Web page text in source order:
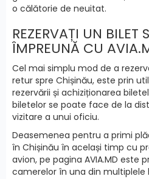
o călătorie de neuitat.
REZERVAȚI UN BILET
ÎMPREUNĂ CU
Cel mai simplu mod de a
retur spre Chișinău, este prin
rezervării și achiziționarea
biletelor se poate face de la
vizitare a unui oficiu.
Deasemenea pentru a primi
în Chișinău în același timp cu
avion, pe pagina AVIA.MD este
camerelor în una din multiplele